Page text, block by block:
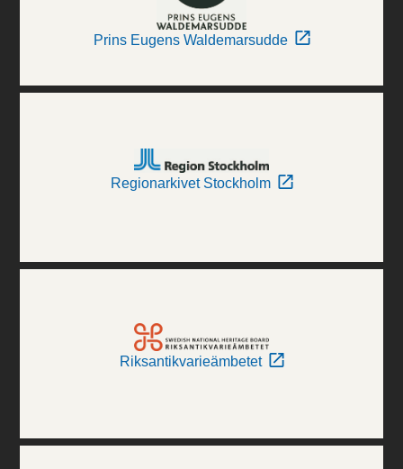
Prins Eugens Waldemarsudde
Regionarkivet Stockholm
Riksantikvarieämbetet